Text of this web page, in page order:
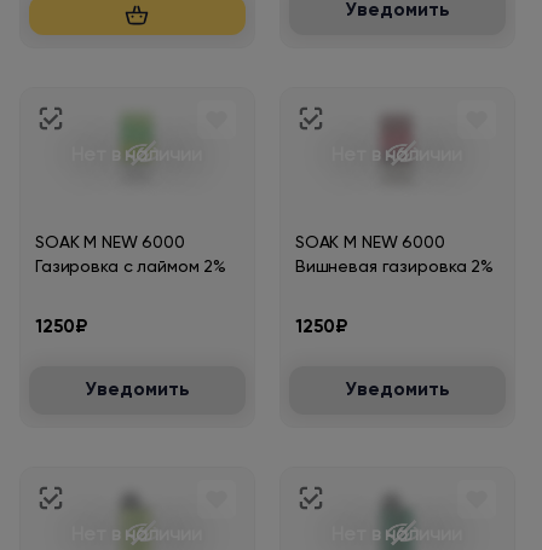
Уведомить
Нет в наличии
SOAK M NEW 6000
Газировка с лаймом 2%
1250₽
Уведомить
Нет в наличии
SOAK M NEW 6000
Вишневая газировка 2%
1250₽
Уведомить
Нет в наличии Нет в наличии